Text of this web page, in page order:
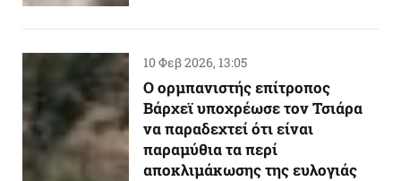
10 Φεβ 2026, 13:05
Ο ορμπανιστής επίτροπος
Βάρχεϊ υποχρέωσε τον Τσιάρα
να παραδεχτεί ότι είναι
παραμύθια τα περί
αποκλιμάκωσης της ευλογιάς